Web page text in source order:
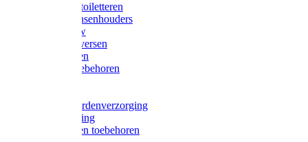
Poetsen & toiletteren
Zadel-/Trensenhouders
Halstertouw
Halsters diversen
Hoofdstellen
Zadel & toebehoren
Rapide paardenverzorging
Ruiter kleding
Hoofdstellen toebehoren